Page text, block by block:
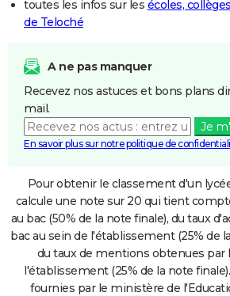
toutes les infos sur les écoles,
de Teloché
A ne pas manquer
Recevez nos astuces et bons plans
mail.
Je
En savoir plus sur notre politique de
Pour obtenir le classement d'un
calcule une note sur 20 qui tient
au bac (50% de la note finale), du taux
bac au sein de l'établissement (25% de
du taux de mentions obtenues par
l'établissement (25% de la note
fournies par le ministère de